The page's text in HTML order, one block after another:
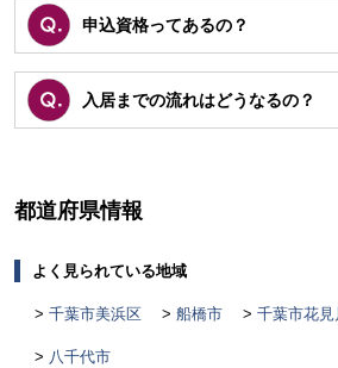
申込資格ってあるの？
入居までの流れはどうなるの？
都道府県情報
よく見られている地域
千葉市美浜区 船橋市 千葉市花見
八千代市